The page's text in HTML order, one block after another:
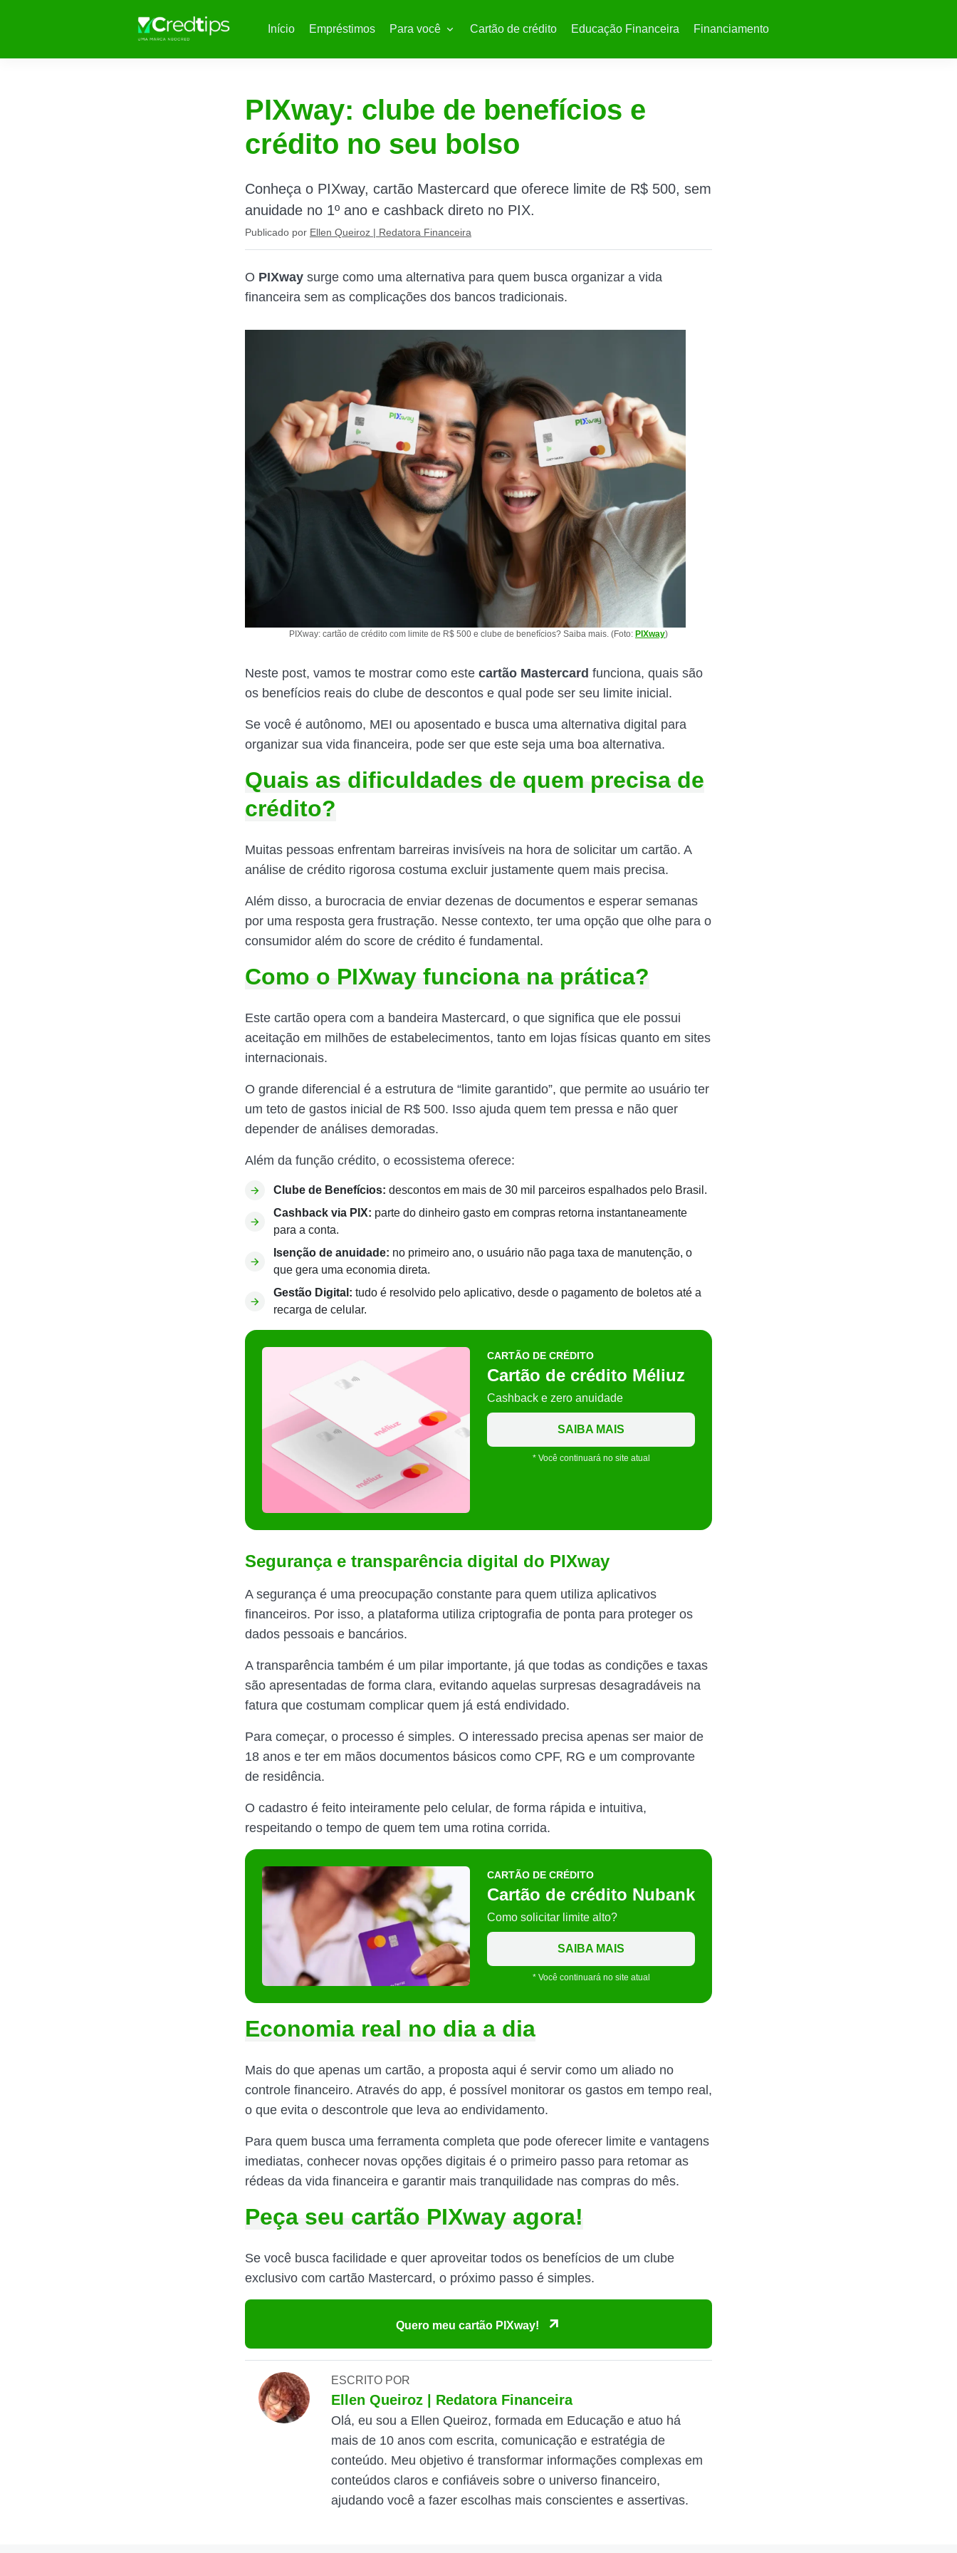
Início Empréstimos Para você Cartão de crédito Educação Financeira Financiamento
PIXway: clube de benefícios e
crédito no seu bolso
Conheça o PIXway, cartão Mastercard que oferece limite de R$ 500, sem
anuidade no 1º ano e cashback direto no PIX.
Publicado por Ellen Queiroz | Redatora Financeira
O PIXway surge como uma alternativa para quem busca organizar a vida
financeira sem as complicações dos bancos tradicionais.
PIXway: cartão de crédito com limite de R$ 500 e clube de benefícios? Saiba mais. (Foto: PIXway)
Neste post, vamos te mostrar como este cartão Mastercard funciona, quais são
os benefícios reais do clube de descontos e qual pode ser seu limite inicial.
Se você é autônomo, MEI ou aposentado e busca uma alternativa digital para
organizar sua vida financeira, pode ser que este seja uma boa alternativa.
Quais as dificuldades de quem precisa de
crédito?
Muitas pessoas enfrentam barreiras invisíveis na hora de solicitar um cartão. A
análise de crédito rigorosa costuma excluir justamente quem mais precisa.
Além disso, a burocracia de enviar dezenas de documentos e esperar semanas
por uma resposta gera frustração. Nesse contexto, ter uma opção que olhe para o
consumidor além do score de crédito é fundamental.
Como o PIXway funciona na prática?
Este cartão opera com a bandeira Mastercard, o que significa que ele possui
aceitação em milhões de estabelecimentos, tanto em lojas físicas quanto em sites
internacionais.
O grande diferencial é a estrutura de “limite garantido”, que permite ao usuário ter
um teto de gastos inicial de R$ 500. Isso ajuda quem tem pressa e não quer
depender de análises demoradas.
Além da função crédito, o ecossistema oferece:
Clube de Benefícios: descontos em mais de 30 mil parceiros espalhados pelo Brasil.
Cashback via PIX: parte do dinheiro gasto em compras retorna instantaneamente
para a conta.
Isenção de anuidade: no primeiro ano, o usuário não paga taxa de manutenção, o
que gera uma economia direta.
Gestão Digital: tudo é resolvido pelo aplicativo, desde o pagamento de boletos até a
recarga de celular.
CARTÃO DE CRÉDITO
Cartão de crédito Méliuz
Cashback e zero anuidade
SAIBA MAIS
* Você continuará no site atual
Segurança e transparência digital do PIXway
A segurança é uma preocupação constante para quem utiliza aplicativos
financeiros. Por isso, a plataforma utiliza criptografia de ponta para proteger os
dados pessoais e bancários.
A transparência também é um pilar importante, já que todas as condições e taxas
são apresentadas de forma clara, evitando aquelas surpresas desagradáveis na
fatura que costumam complicar quem já está endividado.
Para começar, o processo é simples. O interessado precisa apenas ser maior de
18 anos e ter em mãos documentos básicos como CPF, RG e um comprovante
de residência.
O cadastro é feito inteiramente pelo celular, de forma rápida e intuitiva,
respeitando o tempo de quem tem uma rotina corrida.
CARTÃO DE CRÉDITO
Cartão de crédito Nubank
Como solicitar limite alto?
SAIBA MAIS
* Você continuará no site atual
Economia real no dia a dia
Mais do que apenas um cartão, a proposta aqui é servir como um aliado no
controle financeiro. Através do app, é possível monitorar os gastos em tempo real,
o que evita o descontrole que leva ao endividamento.
Para quem busca uma ferramenta completa que pode oferecer limite e vantagens
imediatas, conhecer novas opções digitais é o primeiro passo para retomar as
rédeas da vida financeira e garantir mais tranquilidade nas compras do mês.
Peça seu cartão PIXway agora!
Se você busca facilidade e quer aproveitar todos os benefícios de um clube
exclusivo com cartão Mastercard, o próximo passo é simples.
Quero meu cartão PIXway!
ESCRITO POR
Ellen Queiroz | Redatora Financeira
Olá, eu sou a Ellen Queiroz, formada em Educação e atuo há
mais de 10 anos com escrita, comunicação e estratégia de
conteúdo. Meu objetivo é transformar informações complexas em
conteúdos claros e confiáveis sobre o universo financeiro,
ajudando você a fazer escolhas mais conscientes e assertivas.